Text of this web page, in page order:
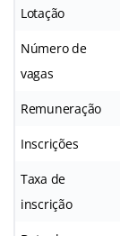
Lotação
Número de
vagas
Remuneração
Inscrições
Taxa de
inscrição